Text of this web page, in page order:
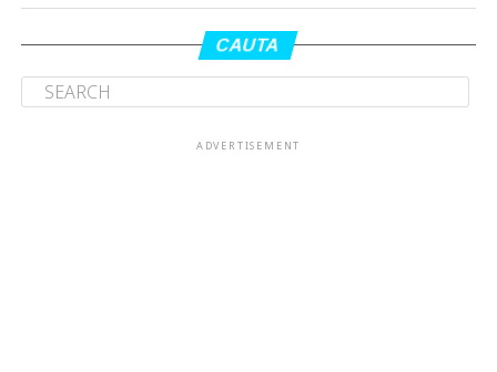
CAUTA
ADVERTISEMENT